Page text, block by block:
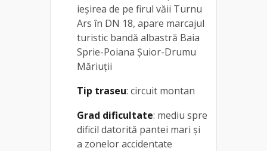
ieșirea de pe firul văii Turnu
Ars în DN 18, apare marcajul
turistic bandă albastră Baia
Sprie-Poiana Șuior-Drumu
Măriuții
Tip traseu: circuit montan
Grad dificultate: mediu spre
dificil datorită pantei mari și
a zonelor accidentate